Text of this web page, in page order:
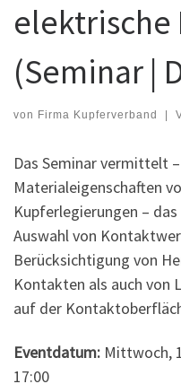
elektrische
(Seminar |
von Firma Kupferverband |
Das Seminar vermittelt
Materialeigenschaften
Kupferlegierungen –
Auswahl von
Berücksichtigung von
Kontakten als auch von
auf der
Eventdatum: Mittwoch,
17:00